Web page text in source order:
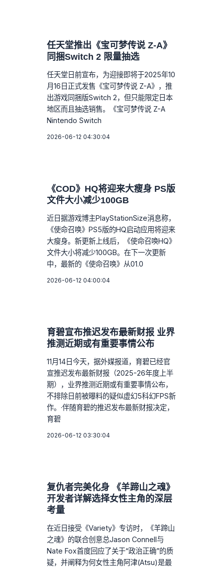
任天堂推出《宝可梦传说 Z-A》
同捆Switch 2 限量抽选
任天堂日前宣布，为迎接即将于2025年10
月16日正式发售《宝可梦传说 Z-A》，推
出游戏同捆版Switch 2，但只能限定日本
地区而且抽选销售。《宝可梦传说 Z-A
Nintendo Switch
2026-06-12 04:30:04
《COD》HQ将迎来大瘦身 PS版
文件大小减少100GB
近日据游戏博主PlayStationSize消息称，
《使命召唤》PS5版的HQ启动应用将迎来
大瘦身。新更新上线后，《使命召唤HQ》
文件大小将减少100GB。在下一次更新
中，最新的《使命召唤》从01.0
2026-06-12 04:00:04
育碧宣布推迟发布最新财报 业界
推测近期或有重要事情公布
11月14日今天，据外媒报道，育碧已经官
宣推迟发布最新财报（2025-26年度上半
期），业界推测近期或有重要事情公布，
不排除日前被曝料的疑似虚幻5科幻FPS新
作。·伴随育碧的推迟发布最新财报决定，
育碧
2026-06-12 03:30:04
复仇者完美化身 《羊蹄山之魂》
开发者详解选择女性主角的深层
考量
在近日接受《Variety》专访时，《羊蹄山
之魂》的联合创意总Jason Connell与
Nate Fox首度回应了关于“政治正确”的质
疑，并阐释为何女性主角阿津(Atsu)是最